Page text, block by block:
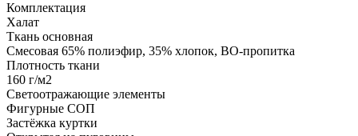
Комплектация
Халат
Ткань основная
Смесовая 65% полиэфир, 35% хлопок, ВО-пропитка
Плотность ткани
160 г/м2
Светоотражающие элементы
Фигурные СОП
Застёжка куртки